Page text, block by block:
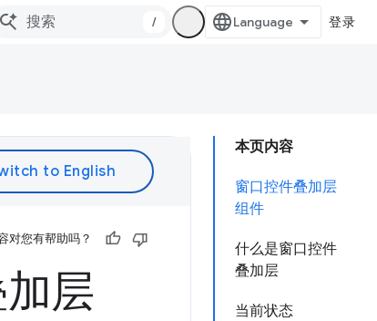
/ 登录
本页内容
窗口控件叠加层
组件
什么是窗口控件
叠加层
当前状态
对您有帮助吗？
层